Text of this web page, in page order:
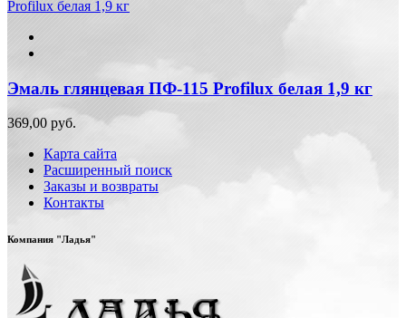
Эмаль глянцевая ПФ-115 Profilux белая 1,9 кг
369,00 руб.
Карта сайта
Расширенный поиск
Заказы и возвраты
Контакты
Компания "Ладья"